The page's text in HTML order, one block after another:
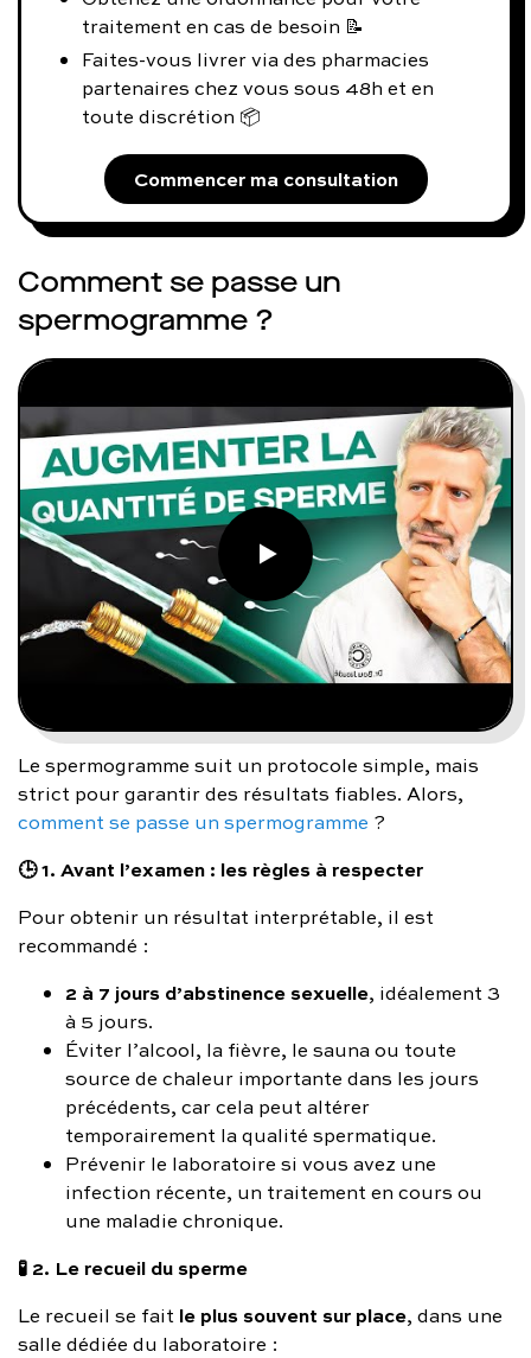
traitement en cas de besoin 📝
Faites-vous livrer via des pharmacies
partenaires chez vous sous 48h et en
toute discrétion 📦
Commencer ma consultation
Comment se passe un
spermogramme ?
Le spermogramme suit un protocole simple, mais
strict pour garantir des résultats fiables. Alors,
comment se passe un spermogramme ?
🕒 1. Avant l’examen : les règles à respecter
Pour obtenir un résultat interprétable, il est
recommandé :
2 à 7 jours d’abstinence sexuelle, idéalement 3
à 5 jours.
Éviter l’alcool, la fièvre, le sauna ou toute
source de chaleur importante dans les jours
précédents, car cela peut altérer
temporairement la qualité spermatique.
Prévenir le laboratoire si vous avez une
infection récente, un traitement en cours ou
une maladie chronique.
🧪 2. Le recueil du sperme
Le recueil se fait le plus souvent sur place, dans une
salle dédiée du laboratoire :